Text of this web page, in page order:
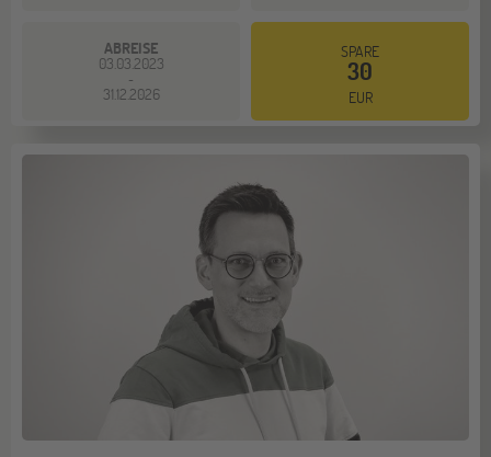
ABREISE
03.03.2023
-
31.12.2026
SPARE
30
EUR